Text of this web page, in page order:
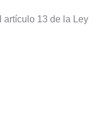
artículo 13 de la Ley